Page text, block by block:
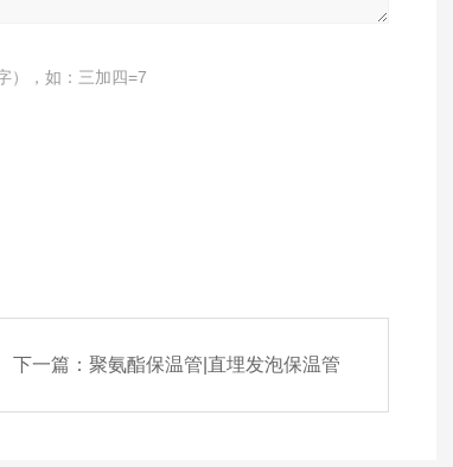
），如：三加四=7
下一篇： 聚氨酯保温管|直埋发泡保温管